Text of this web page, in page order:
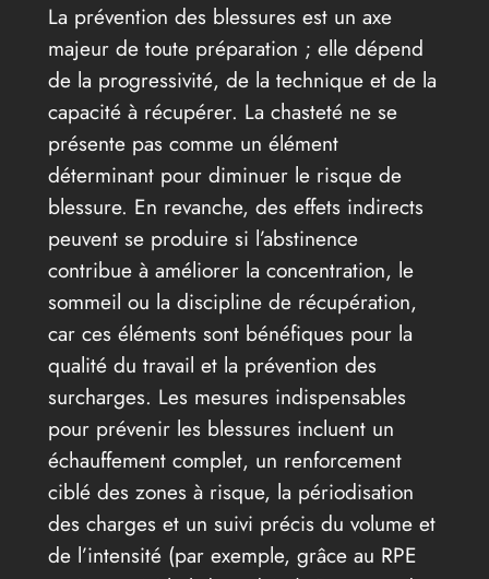
La prévention des blessures est un axe
majeur de toute préparation ; elle dépend
de la progressivité, de la technique et de la
capacité à récupérer. La chasteté ne se
présente pas comme un élément
déterminant pour diminuer le risque de
blessure. En revanche, des effets indirects
peuvent se produire si l’abstinence
contribue à améliorer la concentration, le
sommeil ou la discipline de récupération,
car ces éléments sont bénéfiques pour la
qualité du travail et la prévention des
surcharges. Les mesures indispensables
pour prévenir les blessures incluent un
échauffement complet, un renforcement
ciblé des zones à risque, la périodisation
des charges et un suivi précis du volume et
de l’intensité (par exemple, grâce au RPE